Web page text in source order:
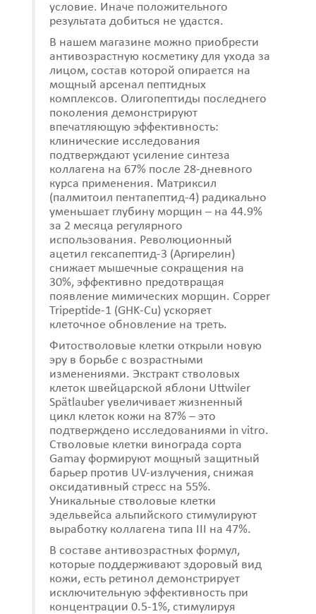
условие. Иначе положительного
результата добиться не удастся.
В нашем магазине можно приобрести
антивозрастную косметику для ухода за
лицом, состав которой опирается на
мощный арсенал пептидных
комплексов. Олигопептиды последнего
поколения демонстрируют
впечатляющую эффективность:
клинические исследования
подтверждают усиление синтеза
коллагена на 67% после 28-дневного
курса применения. Матриксил
(палмитоил пентапептид-4) радикально
уменьшает глубину морщин – на 44.9%
за 2 месяца регулярного
использования. Революционный
ацетил гексапептид-3 (Аргирелин)
снижает мышечные сокращения на
30%, эффективно предотвращая
появление мимических морщин. Copper
Tripeptide-1 (GHK-Cu) ускоряет
клеточное обновление на треть.
Фитостволовые клетки открыли новую
эру в борьбе с возрастными
изменениями. Экстракт стволовых
клеток швейцарской яблони Uttwiler
Spätlauber увеличивает жизненный
цикл клеток кожи на 87% – это
подтверждено исследованиями in vitro.
Стволовые клетки винограда сорта
Gamay формируют мощный защитный
барьер против UV-излучения, снижая
оксидативный стресс на 55%.
Уникальные стволовые клетки
эдельвейса альпийского стимулируют
выработку коллагена типа III на 47%.
В составе антивозрастных формул,
которые поддерживают здоровый вид
кожи, есть ретинол демонстрирует
исключительную эффективность при
концентрации 0.5-1%, стимулируя